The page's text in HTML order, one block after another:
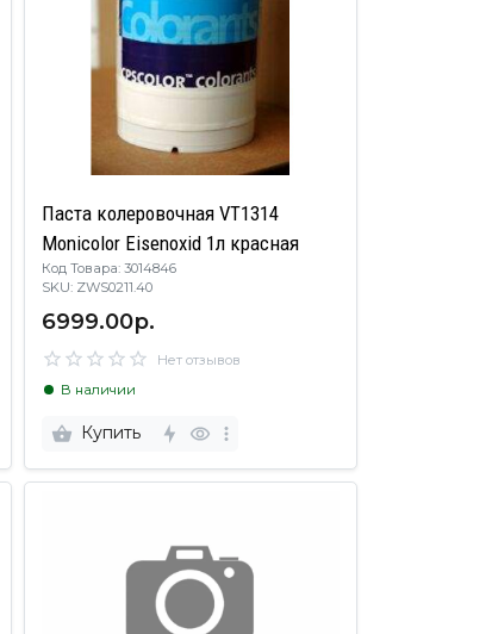
Паста колеровочная VT1314
Monicolor Eisenoxid 1л красная
Код Товара: 3014846
SKU: ZWS0211.40
6999.00р.
Нет отзывов
В наличии
Купить